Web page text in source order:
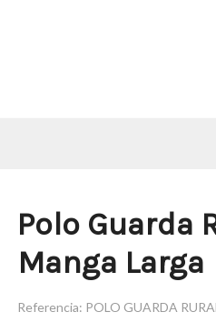
Polo Guarda
Manga Larga
Referencia: POLO GUARDA